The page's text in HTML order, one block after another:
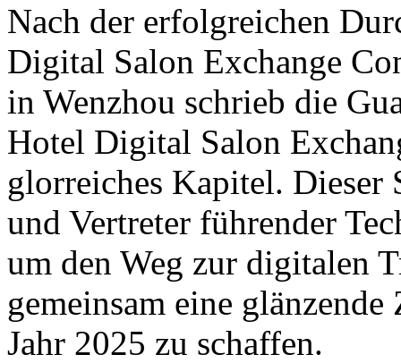
Nach der erfolgreichen
Digital Salon Exchange
in Wenzhou schrieb die
Hotel Digital Salon
glorreiches Kapitel. Dieser
und Vertreter führender
um den Weg zur digitalen
gemeinsam eine
Jahr 2025 zu schaffen.